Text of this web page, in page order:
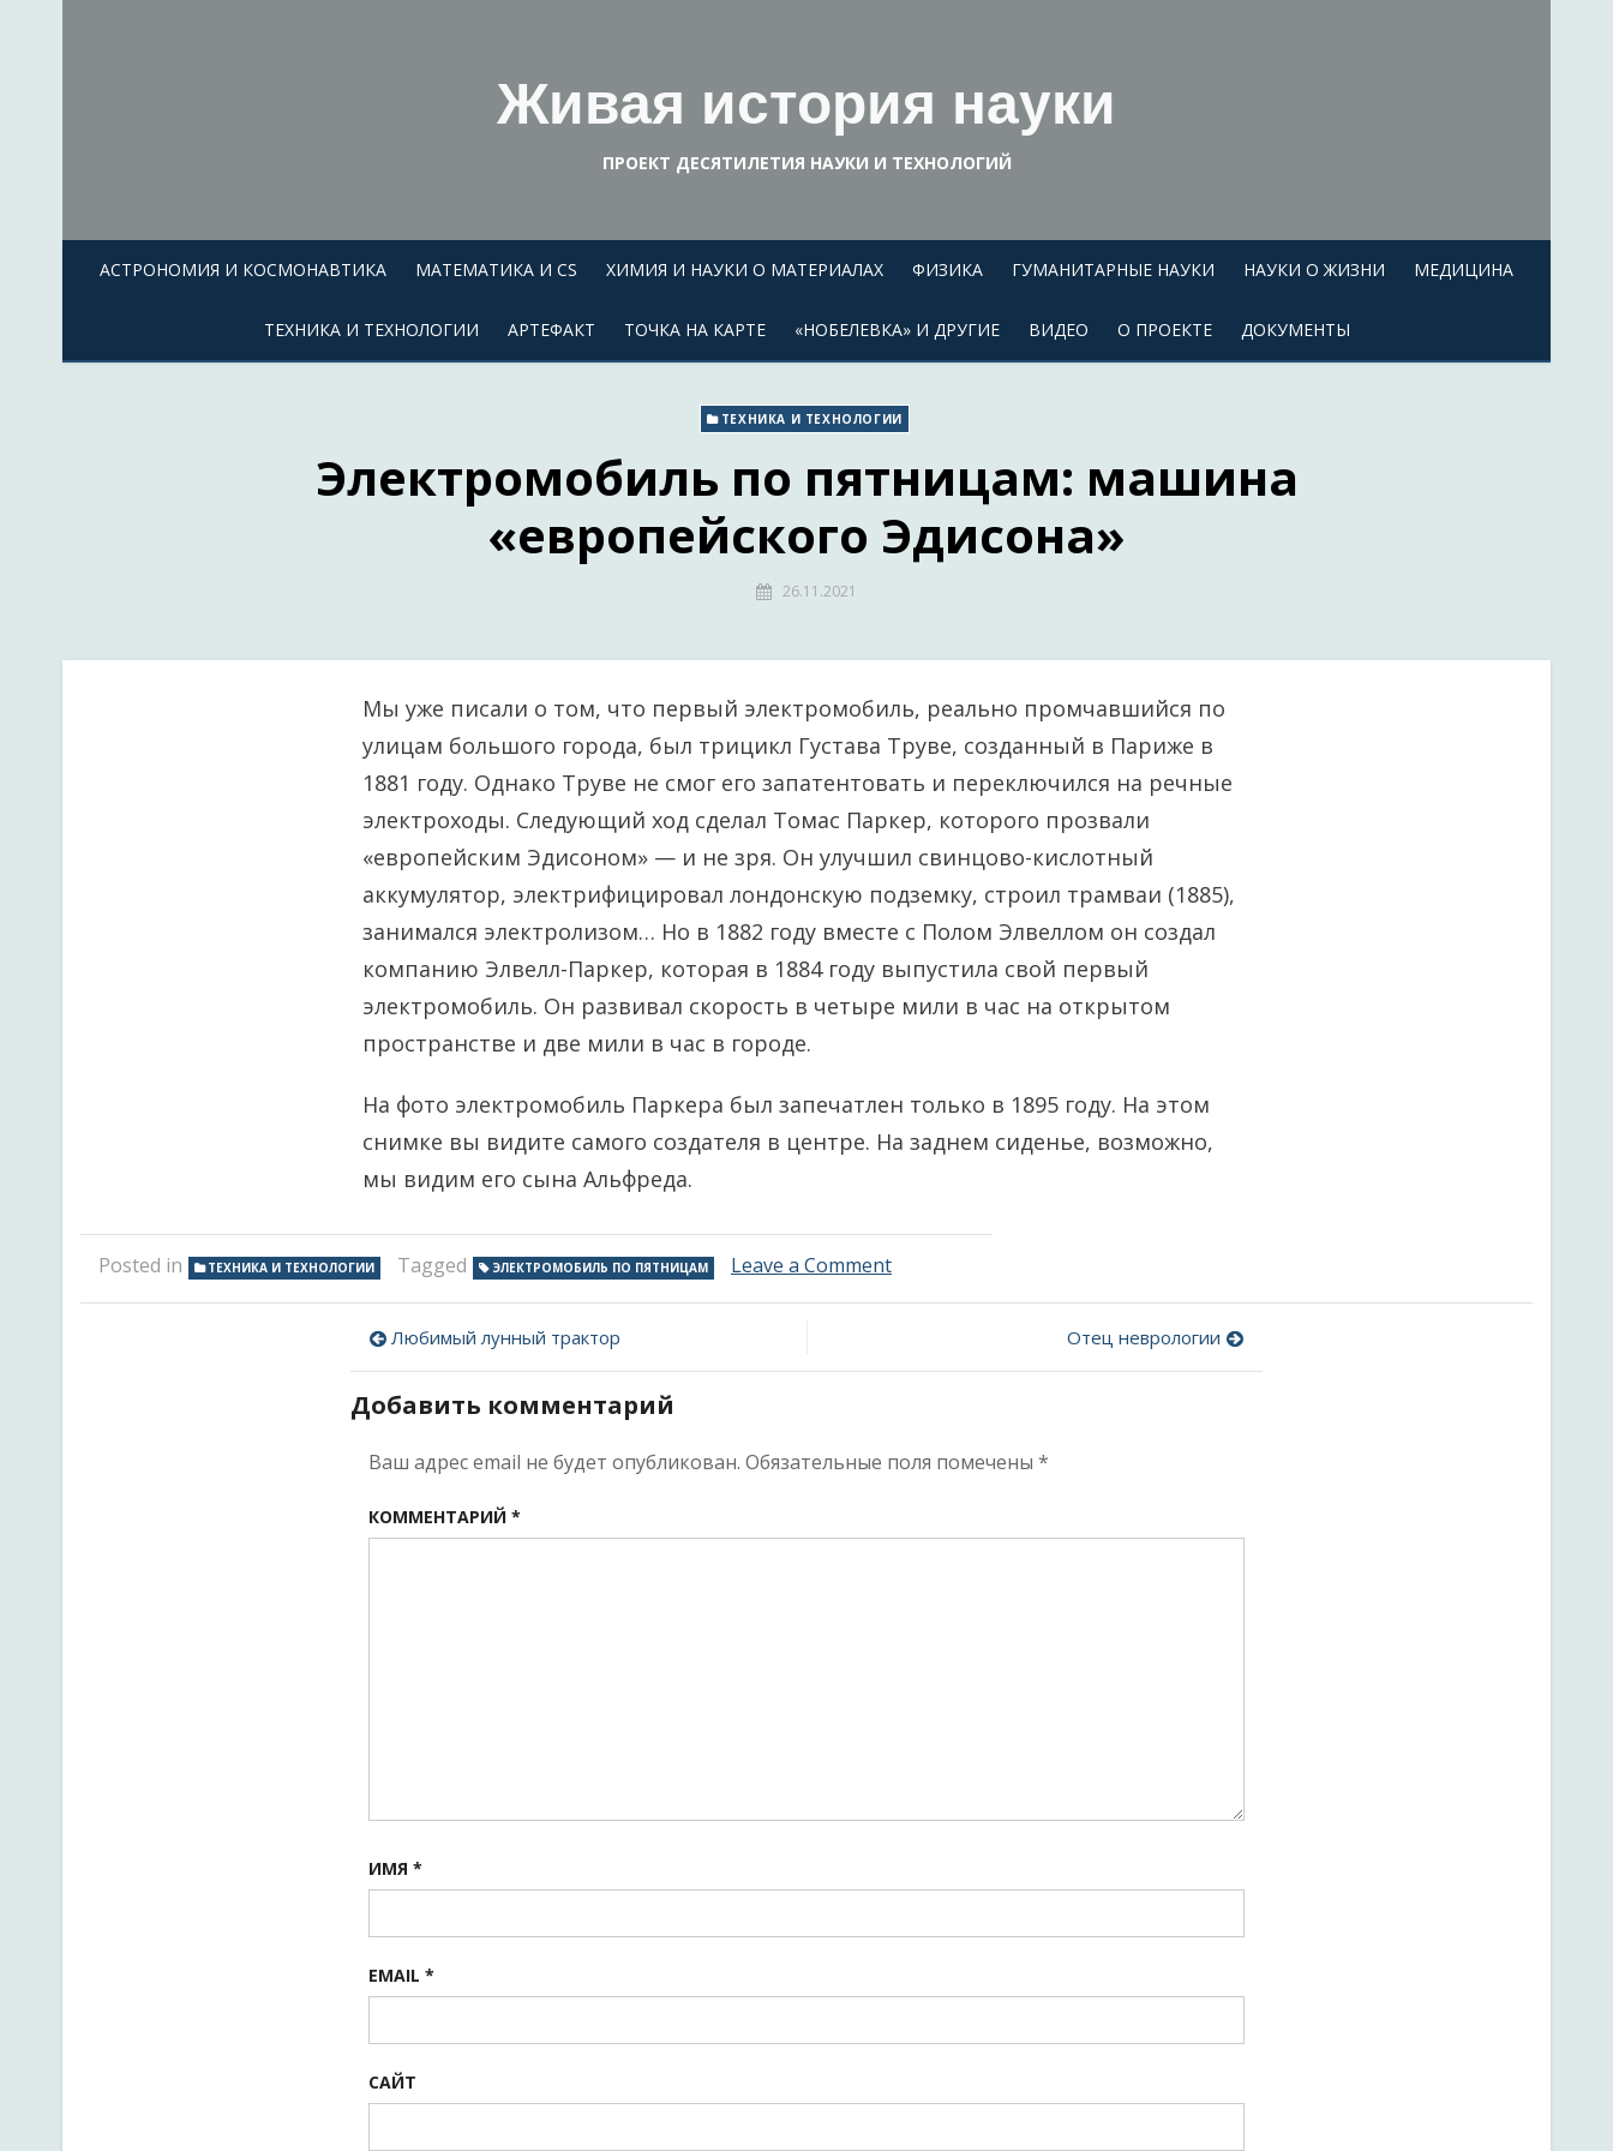
Живая история науки
ПРОЕКТ ДЕСЯТИЛЕТИЯ НАУКИ И ТЕХНОЛОГИЙ
АСТРОНОМИЯ И КОСМОНАВТИКА МАТЕМАТИКА И CS ХИМИЯ И НАУКИ О МАТЕРИАЛАХ ФИЗИКА ГУМАНИТАРНЫЕ НАУКИ НАУКИ О ЖИЗНИ МЕДИЦИНА
ТЕХНИКА И ТЕХНОЛОГИИ АРТЕФАКТ ТОЧКА НА КАРТЕ «НОБЕЛЕВКА» И ДРУГИЕ ВИДЕО О ПРОЕКТЕ ДОКУМЕНТЫ
ТЕХНИКА И ТЕХНОЛОГИИ
Электромобиль по пятницам: машина
«европейского Эдисона»
26.11.2021
Мы уже писали о том, что первый электромобиль, реально промчавшийся по
улицам большого города, был трицикл Густава Труве, созданный в Париже в
1881 году. Однако Труве не смог его запатентовать и переключился на речные
электроходы. Следующий ход сделал Томас Паркер, которого прозвали
«европейским Эдисоном» — и не зря. Он улучшил свинцово-кислотный
аккумулятор, электрифицировал лондонскую подземку, строил трамваи (1885),
занимался электролизом… Но в 1882 году вместе с Полом Элвеллом он создал
компанию Элвелл-Паркер, которая в 1884 году выпустила свой первый
электромобиль. Он развивал скорость в четыре мили в час на открытом
пространстве и две мили в час в городе.
На фото электромобиль Паркера был запечатлен только в 1895 году. На этом
снимке вы видите самого создателя в центре. На заднем сиденье, возможно,
мы видим его сына Альфреда.
Posted in ТЕХНИКА И ТЕХНОЛОГИИ Tagged ЭЛЕКТРОМОБИЛЬ ПО ПЯТНИЦАМ Leave a Commenton
по
Навигация
по
записям
Любимый лунный трактор Отец неврологии
Добавить комментарий
Ваш адрес email не будет опубликован. Обязательные поля помечены *
КОММЕНТАРИЙ *
ИМЯ *
EMAIL *
САЙТ